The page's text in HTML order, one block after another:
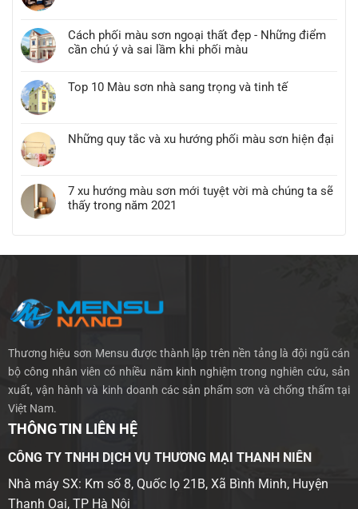
Cách phối màu sơn ngoại thất đẹp - Những điểm
cần chú ý và sai lầm khi phối màu
Top 10 Màu sơn nhà sang trọng và tinh tế
Những quy tắc và xu hướng phối màu sơn hiện đại
7 xu hướng màu sơn mới tuyệt vời mà chúng ta sẽ
thấy trong năm 2021
Thương hiệu sơn Mensu được thành lập trên nền tảng là đội ngũ cán
bộ công nhân viên có nhiều năm kinh nghiệm trong nghiên cứu, sản
xuất, vận hành và kinh doanh các sản phẩm sơn và chống thấm tại
Việt Nam.
THÔNG TIN LIÊN HỆ
CÔNG TY TNHH DỊCH VỤ THƯƠNG MẠI THANH NIÊN
Nhà máy SX: Km số 8, Quốc lọ 21B, Xã Bình Minh, Huyện
Thanh Oai, TP Hà Nội